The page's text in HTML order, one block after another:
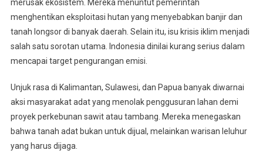
merusak ekosistem. Mereka menuntut pemerintah
menghentikan eksploitasi hutan yang menyebabkan banjir dan
tanah longsor di banyak daerah. Selain itu, isu krisis iklim menjadi
salah satu sorotan utama. Indonesia dinilai kurang serius dalam
mencapai target pengurangan emisi.
Unjuk rasa di Kalimantan, Sulawesi, dan Papua banyak diwarnai
aksi masyarakat adat yang menolak penggusuran lahan demi
proyek perkebunan sawit atau tambang. Mereka menegaskan
bahwa tanah adat bukan untuk dijual, melainkan warisan leluhur
yang harus dijaga.